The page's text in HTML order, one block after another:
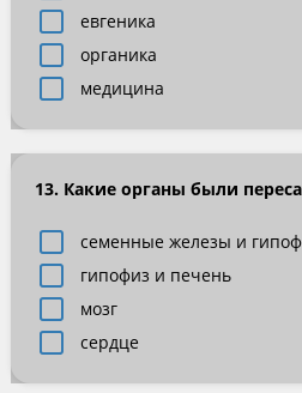
евгеника
органика
медицина
13. Какие органы были
семенные железы и
гипофиз и печень
мозг
сердце